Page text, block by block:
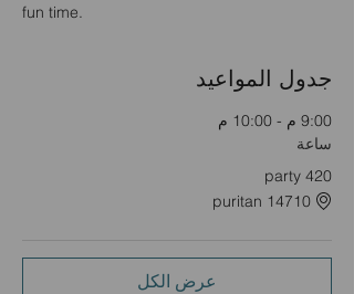
fun time.
جدول المواعيد
9:00 م - 10:00 م
ساعة
420 party
14710 puritan
عرض الكل